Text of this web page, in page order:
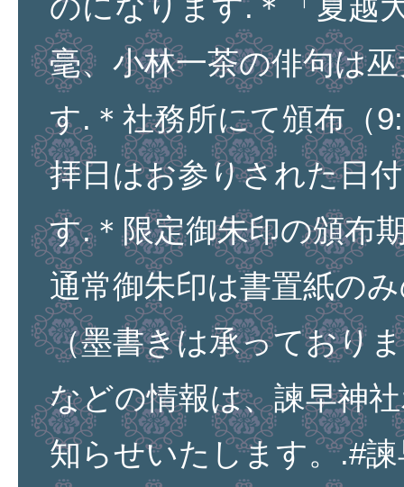
毫、小林一茶の俳句は
す.＊社務所にて頒布（
拝日はお参りされた日
す.＊限定御朱印の頒布
通常御朱印は書置紙の
（墨書きは承っており
などの情報は、諫早神
知らせいたします。.#